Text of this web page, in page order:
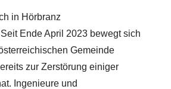
in Hörbranz
Seit Ende April 2023 bewegt sich
Gemeinde
zur Zerstörung einiger
Ingenieure und